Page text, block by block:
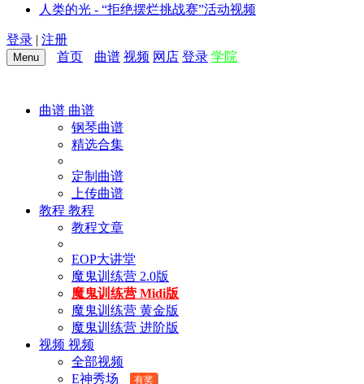
人类的光 - “拒绝摆烂挑战赛”活动视频
登录 | 注册
Menu 首页 曲谱 视频 网店 登录 学院
曲谱 曲谱
钢琴曲谱
精选合集
定制曲谱
上传曲谱
教程 教程
教程文章
EOP大讲堂
魔鬼训练营 2.0版
魔鬼训练营 Midi版
魔鬼训练营 黄金版
魔鬼训练营 进阶版
视频 视频
全部视频
E神秀场
有奖